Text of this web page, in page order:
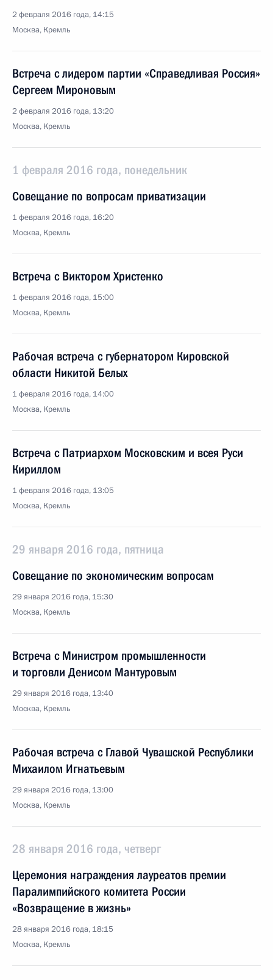
2 февраля 2016 года, 14:15
Москва, Кремль
Встреча с лидером партии «Справедливая Россия»
Сергеем Мироновым
2 февраля 2016 года, 13:20
Москва, Кремль
1 февраля 2016 года, понедельник
Совещание по вопросам приватизации
1 февраля 2016 года, 16:20
Москва, Кремль
Встреча с Виктором Христенко
1 февраля 2016 года, 15:00
Москва, Кремль
Рабочая встреча с губернатором Кировской
области Никитой Белых
1 февраля 2016 года, 14:00
Москва, Кремль
Встреча с Патриархом Московским и всея Руси
Кириллом
1 февраля 2016 года, 13:05
Москва, Кремль
29 января 2016 года, пятница
Совещание по экономическим вопросам
29 января 2016 года, 15:30
Москва, Кремль
Встреча с Министром промышленности
и торговли Денисом Мантуровым
29 января 2016 года, 13:40
Москва, Кремль
Рабочая встреча с Главой Чувашской Республики
Михаилом Игнатьевым
29 января 2016 года, 13:00
Москва, Кремль
28 января 2016 года, четверг
Церемония награждения лауреатов премии
Паралимпийского комитета России
«Возвращение в жизнь»
28 января 2016 года, 18:15
Москва, Кремль